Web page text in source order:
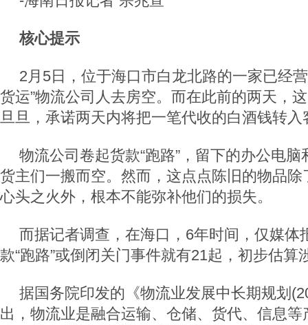
核心提示
2月5日，位于海口市白龙北路的一家已经
货运”物流公司人去房空。而在此前的两天，
旦旦，承诺两天内将把一笔代收的白酒钱转入
物流公司卷起货款“跑路”，留下的办公电
货主们一搬而空。然而，这点点陈旧的物品
心头之火外，根本不能弥补他们的损失。
而据记者调查，在海口，6年时间，仅媒体
款“跑路”或倒闭关门事件就有21起，初步估算
据国务院印发的《物流业发展中长期规划
出，物流业是融合运输、仓储、货代、信息